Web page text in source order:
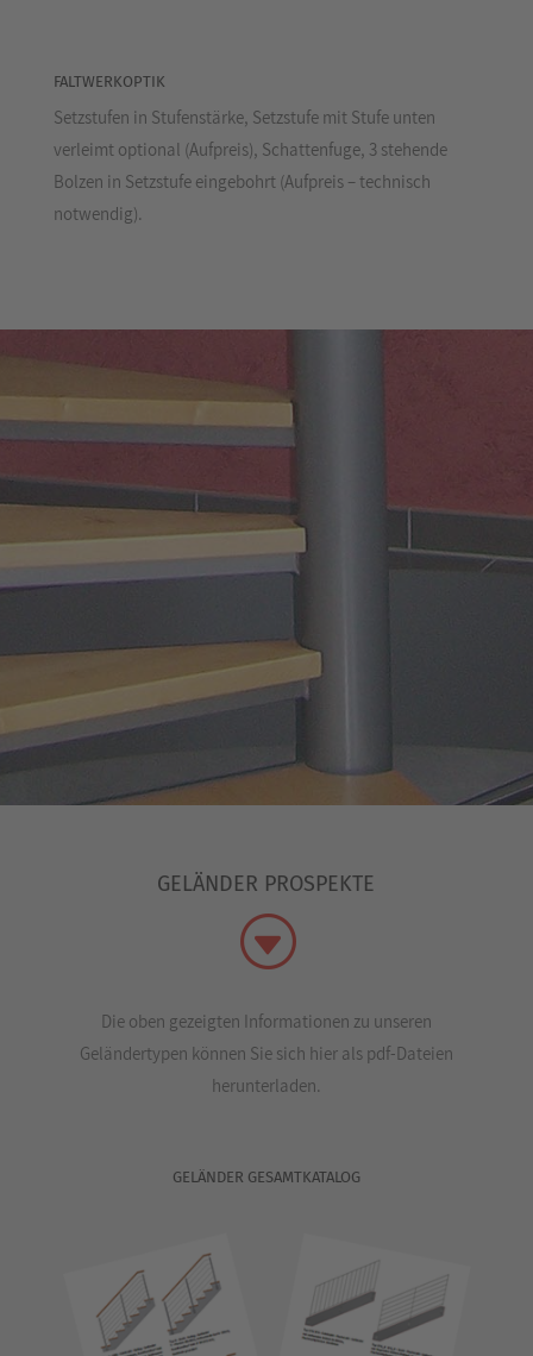
FALTWERKOPTIK
Setzstufen in Stufenstärke, Setzstufe mit Stufe unten
verleimt optional (Aufpreis), Schattenfuge, 3 stehende
Bolzen in Setzstufe eingebohrt (Aufpreis – technisch
notwendig).
GELÄNDER PROSPEKTE
G
Die oben gezeigten Informationen zu unseren
Geländertypen können Sie sich hier als pdf-Dateien
herunterladen.
GELÄNDER GESAMTKATALOG